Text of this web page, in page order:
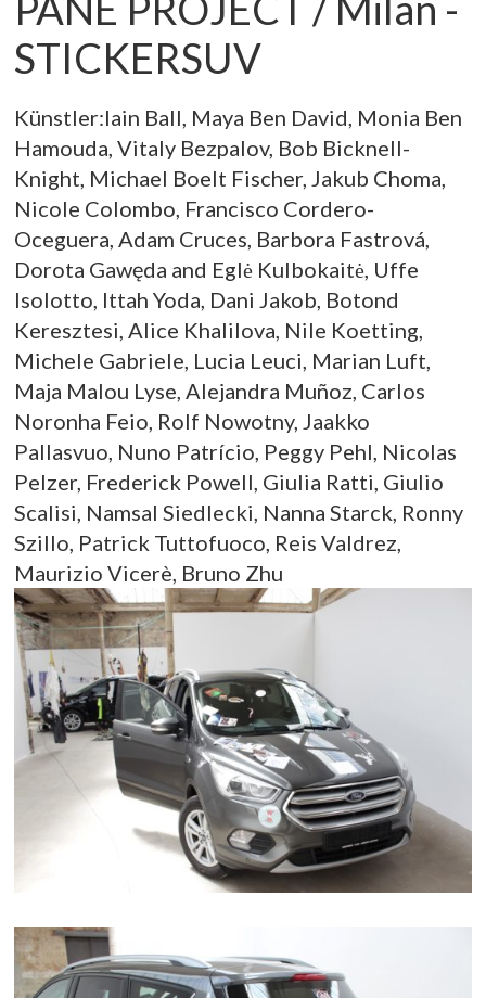
STICKERSUV
Künstler:Iain Ball, Maya Ben David, Monia Ben
Hamouda, Vitaly Bezpalov, Bob Bicknell-
Knight, Michael Boelt Fischer, Jakub Choma,
Nicole Colombo, Francisco Cordero-
Oceguera, Adam Cruces, Barbora Fastrová,
Dorota Gawęda and Eglė Kulbokaitė, Uffe
Isolotto, Ittah Yoda, Dani Jakob, Botond
Keresztesi, Alice Khalilova, Nile Koetting,
Michele Gabriele, Lucia Leuci, Marian Luft,
Maja Malou Lyse, Alejandra Muñoz, Carlos
Noronha Feio, Rolf Nowotny, Jaakko
Pallasvuo, Nuno Patrício, Peggy Pehl, Nicolas
Pelzer, Frederick Powell, Giulia Ratti, Giulio
Scalisi, Namsal Siedlecki, Nanna Starck, Ronny
Szillo, Patrick Tuttofuoco, Reis Valdrez,
Maurizio Vicerè, Bruno Zhu